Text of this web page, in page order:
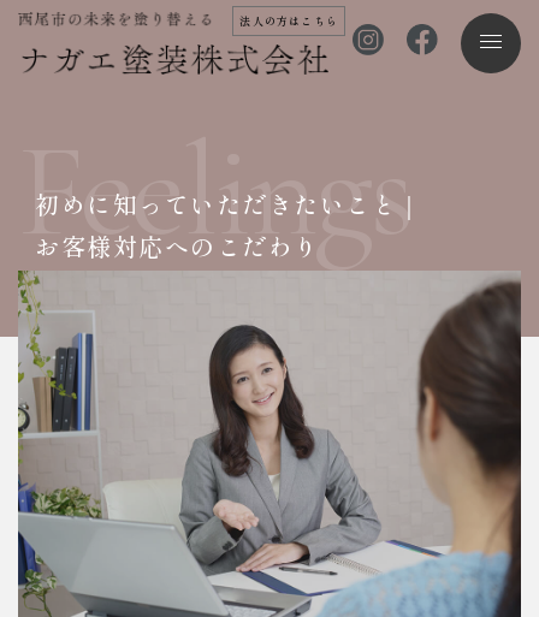
法人の方はこちら
Feelings
初めに知っていただきたいこと｜
お客様対応へのこだわり